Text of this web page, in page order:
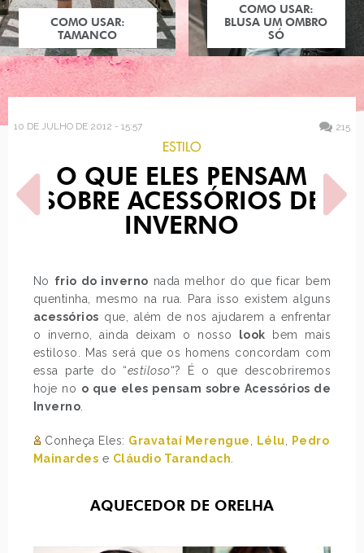
COMO USAR:
TAMANCO
COMO USAR:
BLUSA UM OMBRO
SÓ
10 DE JULHO DE 2012 - 15:57 215
ESTILO
O QUE ELES PENSAM
SOBRE ACESSÓRIOS DE
INVERNO
No frio do inverno nada melhor do que ficar bem
quentinha, mesmo na rua. Para isso existem alguns
acessórios que, além de nos ajudarem a enfrentar
o inverno, ainda deixam o nosso
look bem mais
estiloso. Mas será que os homens concordam com
essa parte do “estiloso“? É o que descobriremos
hoje no o que eles pensam sobre Acessórios de
Inverno
Conheça Eles: Gravataí Merengue Lélu
Pedro
Mainardes e Cláudio Tarandach
AQUECEDOR DE ORELHA
POST ANTERIOR
PARA EVITAR A QUEDA DE
CABELO
PRÓXIMO POST
BATALHA: PINK